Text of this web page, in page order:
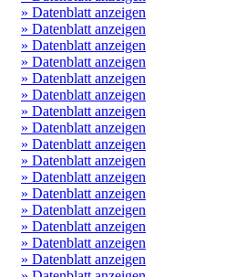
» Datenblatt anzeigen
» Datenblatt anzeigen
» Datenblatt anzeigen
» Datenblatt anzeigen
» Datenblatt anzeigen
» Datenblatt anzeigen
» Datenblatt anzeigen
» Datenblatt anzeigen
» Datenblatt anzeigen
» Datenblatt anzeigen
» Datenblatt anzeigen
» Datenblatt anzeigen
» Datenblatt anzeigen
» Datenblatt anzeigen
» Datenblatt anzeigen
» Datenblatt anzeigen